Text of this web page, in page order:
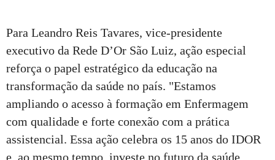
Para Leandro Reis Tavares, vice-presidente
executivo da Rede D’Or São Luiz, ação especial
reforça o papel estratégico da educação na
transformação da saúde no país. "Estamos
ampliando o acesso à formação em Enfermagem
com qualidade e forte conexão com a prática
assistencial. Essa ação celebra os 15 anos do IDOR
e, ao mesmo tempo, investe no futuro da saúde,